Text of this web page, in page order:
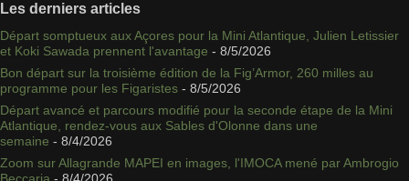
Les derniers articles
Départ somptueux aux Açores pour la Mini Atlantique, Julien Letissier
et Koki Sawada prennent l'avantage - 8/5/2026
Bon départ sur la troisième édition de la Fig’Armor, 260 milles au
programme pour les Figaristes - 8/5/2026
Départ avancé et parcours modifié pour la seconde étape de la Mini
Atlantique, rendez-vous aux Sables d'Olonne dans une
semaine - 8/4/2026
Zoom sur Allagrande MAPEI en images, l'IMOCA mené par Ambrogio